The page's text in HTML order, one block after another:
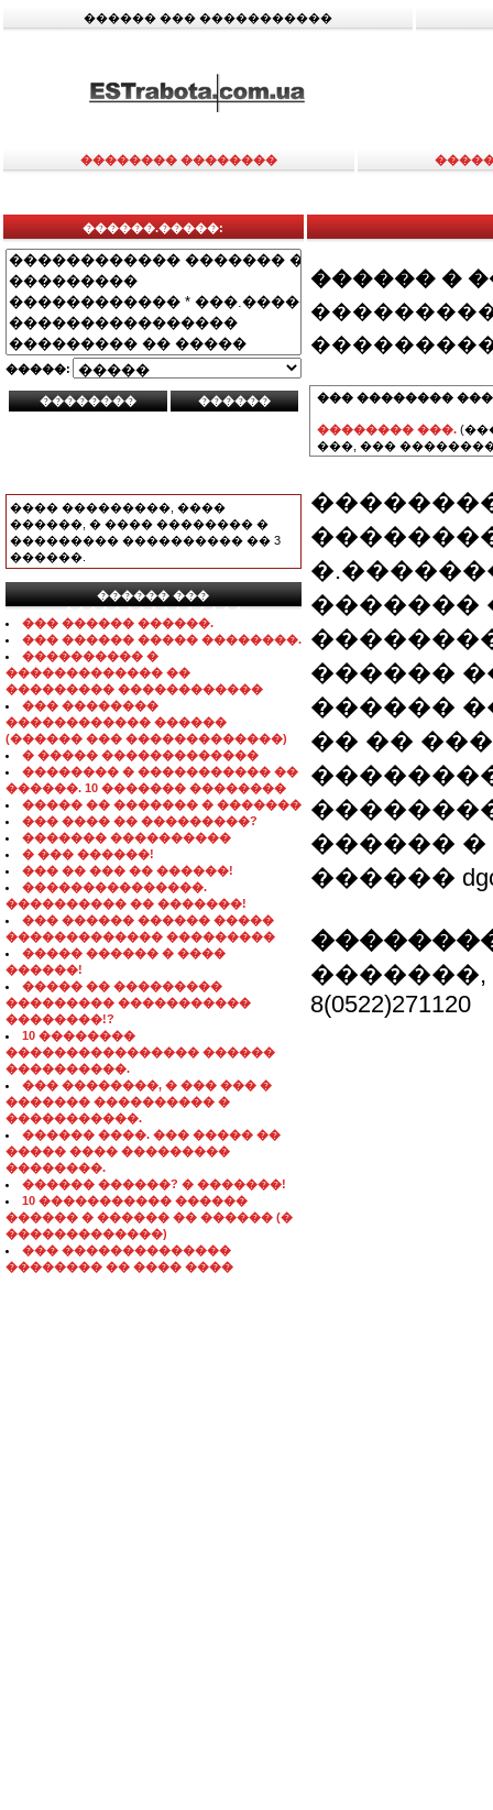
������ ��� �����������
�������� ��������
������.�����:
�����:
���� ���������, ����
������, � ���� �������� �
��������� ���������� �� 3
������.
������ ���
���������������
��� ������ ������.
��� ������ ����� ��������.
���������� �
������������� ��
��������� ������������
��� ��������
������������ ������
(������ ��� �������������)
� ����� �������������
�������� � ����������� ��
������. 10 ������� ��������
����� �� ������� � �������
��� ���� �� ���������?
������� ����������
� ��� ������!
��� �� ��� �� ������!
���������������.
���������� �� �������!
��� ������ ������ �����
������������� ���������
����� ������ � ����
������!
����� �� ���������
��������� �����������
��������!?
10 ��������
���������������� ������
����������.
��� ��������, � ��� ��� �
������� ���������� �
�����������.
������ ����. ��� ����� ��
����� ���� ���������
��������.
������ ������? � �������!
10 ����������� ������
������ � ������ �� ������ (�
�������������)
��� ��������������
�������� �� ���� ����
������ �
��� ��������
�������� ���.
���, ���
�������
������
������
�� ��
������
������
8(0522)271120